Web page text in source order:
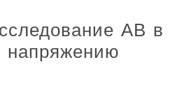
АВ в
напряжению